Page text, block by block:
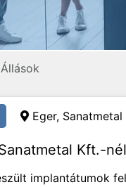
Állások
Eger, Sanatmetal
Kft.-
implantátumok